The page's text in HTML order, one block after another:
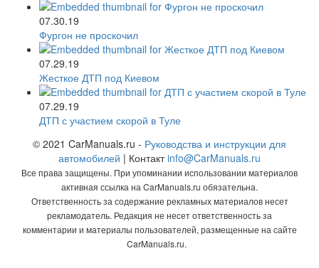
07.30.19
Фургон не проскочил
07.29.19
Жесткое ДТП под Киевом
07.29.19
ДТП с участием скорой в Туле
© 2021 CarManuals.ru - Руководства и инструкции для
автомобилей | Контактinfo@CarManuals.ru
Все права защищены. При упоминании использовании материалов
активная ссылка на CarManuals.ru обязательна.
Ответственность за содержание рекламных материалов несет
рекламодатель. Редакция не несет ответственность за
комментарии и материалы пользователей, размещенные на сайте
CarManuals.ru.